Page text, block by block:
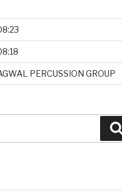
PERCUSSION GROUP